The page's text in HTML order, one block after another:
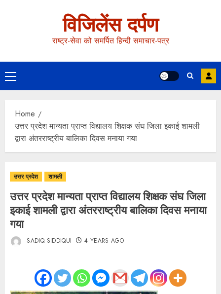
विजिलेंस दर्पण
राष्ट्र-सेवा को समर्पित हिन्दी समाचार-पत्र
Home
उत्तर प्रदेश मान्यता प्राप्त विद्यालय शिक्षक संघ जिला इकाई शामली
द्वारा अंतरराष्ट्रीय बालिका दिवस मनाया गया
उत्तर प्रदेश शामली
उत्तर प्रदेश मान्यता प्राप्त विद्यालय शिक्षक संघ जिला
इकाई शामली द्वारा अंतरराष्ट्रीय बालिका दिवस मनाया
गया
SADIQ SIDDIQUI 4 YEARS AGO